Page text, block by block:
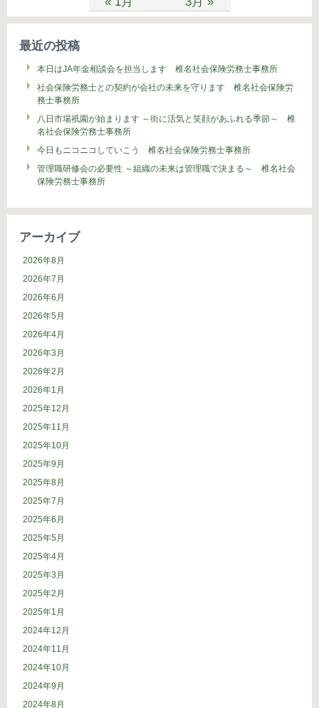
最近の投稿
本日はJA年金相談会を担当します 椎名社会保険労務士事務所
社会保険労務士との契約が会社の未来を守ります 椎名社会保険労
務士事務所
八日市場祇園が始まります ～街に活気と笑顔があふれる季節～ 椎
名社会保険労務士事務所
今日もニコニコしていこう 椎名社会保険労務士事務所
管理職研修会の必要性 ～組織の未来は管理職で決まる～ 椎名社会
保険労務士事務所
アーカイブ
2026年8月
2026年7月
2026年6月
2026年5月
2026年4月
2026年3月
2026年2月
2026年1月
2025年12月
2025年11月
2025年10月
2025年9月
2025年8月
2025年7月
2025年6月
2025年5月
2025年4月
2025年3月
2025年2月
2025年1月
2024年12月
2024年11月
2024年10月
2024年9月
2024年8月